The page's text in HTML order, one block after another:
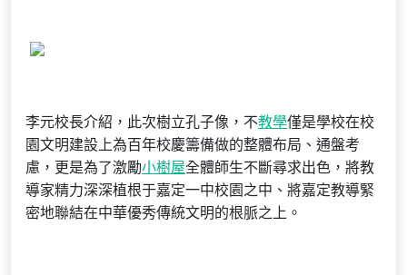
李元校長介紹，此次樹立孔子像，不教學僅是學校在校
園文明建設上為百年校慶籌備做的整體布局、通盤考
慮，更是為了激勵小樹屋全體師生不斷尋求出色，將教
導家精力深深植根于嘉定一中校園之中、將嘉定教導緊
密地聯結在中華優秀傳統文明的根脈之上。